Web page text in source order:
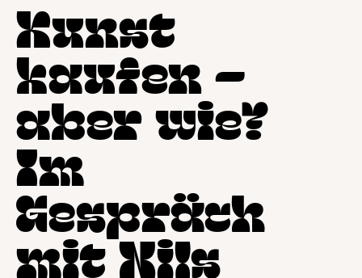
Kunst
kaufen –
aber wie?
Im
Gespräch
mit Nils